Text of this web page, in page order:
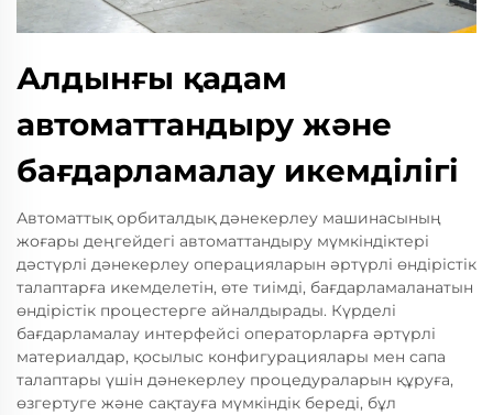
Алдынғы қадам
автоматтандыру және
бағдарламалау икемділігі
Автоматтық орбиталдық дәнекерлеу машинасының
жоғары деңгейдегі автоматтандыру мүмкіндіктері
дәстүрлі дәнекерлеу операцияларын әртүрлі өндірістік
талаптарға икемделетін, өте тиімді, бағдарламаланатын
өндірістік процестерге айналдырады. Күрделі
бағдарламалау интерфейсі операторларға әртүрлі
материалдар, қосылыс конфигурациялары мен сапа
талаптары үшін дәнекерлеу процедураларын құруға,
өзгертуге және сақтауға мүмкіндік береді, бұл